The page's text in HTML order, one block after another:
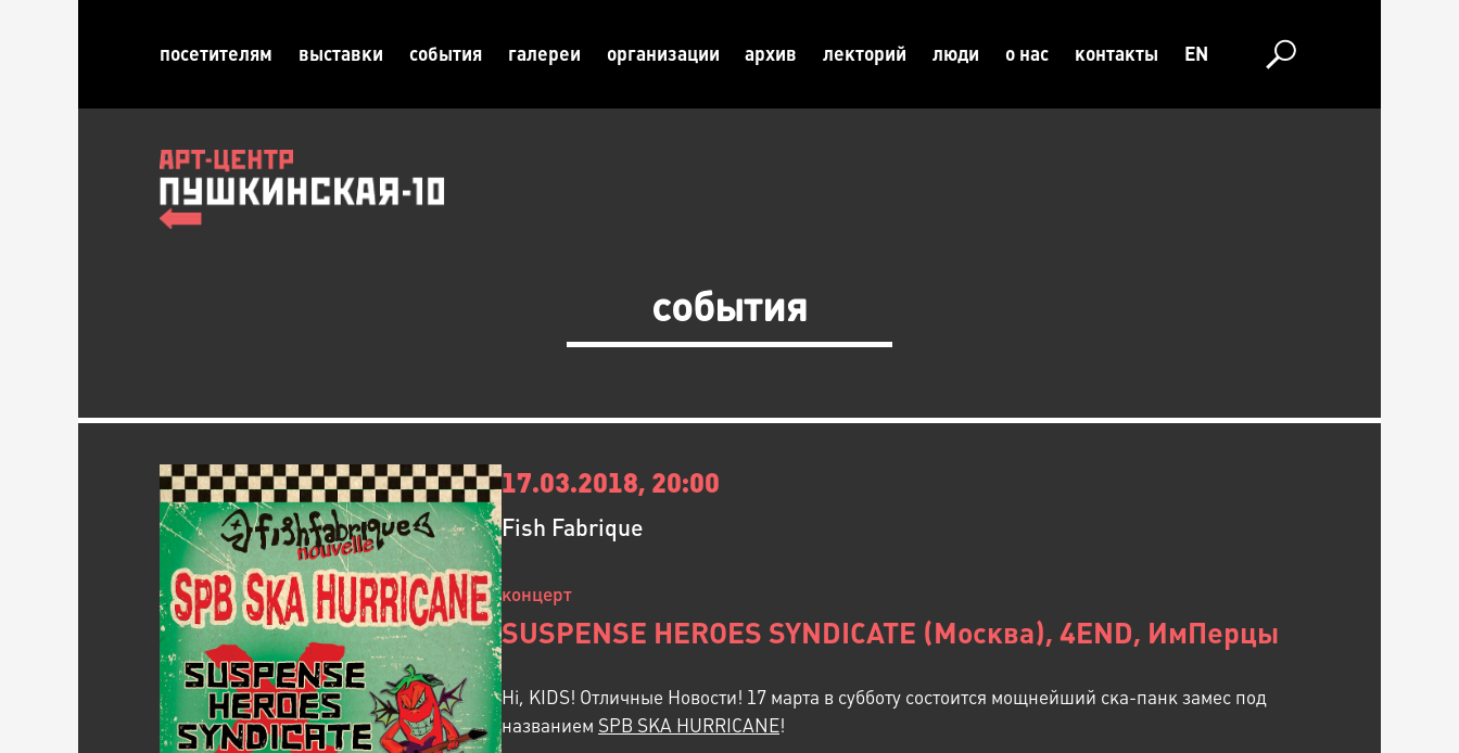
посетителям выставки события галереи организации архив лекторий люди о нас контакты EN
события
17.03.2018, 20:00
Fish Fabrique
концерт
SUSPENSE HEROES SYNDICATE (Москва), 4END, ИмПерцы
Hi, KIDS! Отличные Новости! 17 марта в субботу состоится мощнейший ска-панк замес под
названием SPB SKA HURRICANE!